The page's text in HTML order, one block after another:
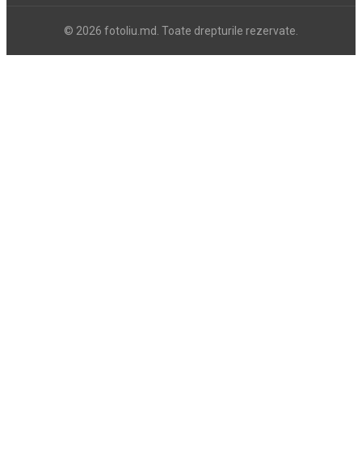
© 2026 fotoliu.md. Toate drepturile rezervate.